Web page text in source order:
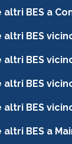
altri BES a
altri BES
altri BES
altri BES
altri BES
altri BES a